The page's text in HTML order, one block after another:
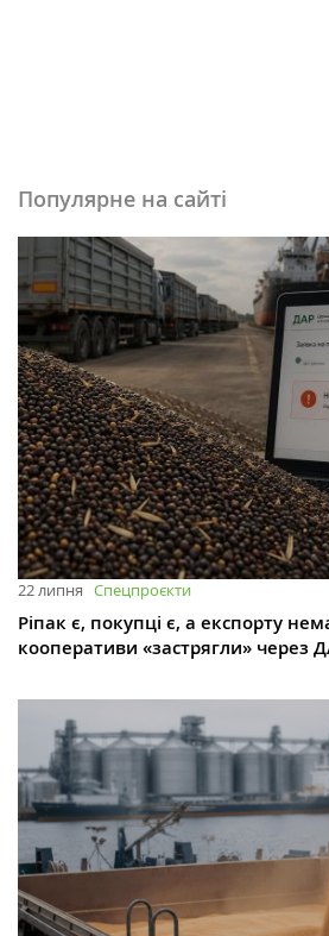
Популярне на сайті
22 липня Спецпроєкти
Ріпак є, покупці є, а експорту
кооперативи «застрягли» через